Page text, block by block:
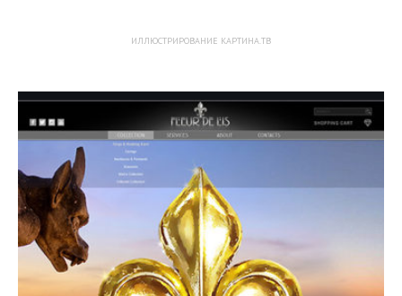
ИЛЛЮСТРИРОВАНИЕ КАРТИНА.ТВ